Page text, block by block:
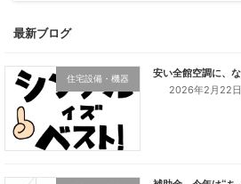
住宅設備・機器
2026年2月22日